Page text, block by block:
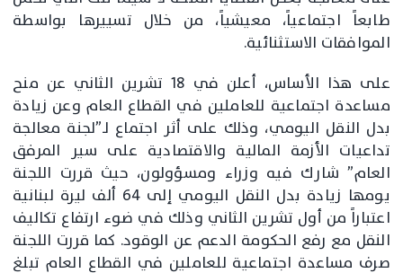
طابعاً اجتماعياً، معيشياً، من خلال تسييرها بواسطة
الموافقات الاستثنائية.
على هذا الأساس، أعلن في 18 تشرين الثاني عن منح
مساعدة اجتماعية للعاملين في القطاع العام وعن زيادة
بدل النقل اليومي، وذلك على أثر اجتماع لـ”لجنة معالجة
تداعيات الأزمة المالية والاقتصادية على سير المرفق
العام” شارك فيه وزراء ومسؤولون، حيث قررت اللجنة
يومها زيادة بدل النقل اليومي إلى 64 ألف ليرة لبنانية
اعتباراً من أول تشرين الثاني وذلك في ضوء ارتفاع تكاليف
النقل مع رفع الحكومة الدعم عن الوقود. كما قررت اللجنة
صرف مساعدة اجتماعية للعاملين في القطاع العام تبلغ